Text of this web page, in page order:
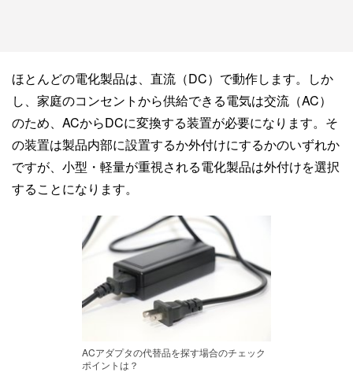
ほとんどの電化製品は、直流（DC）で動作します。しか
し、家庭のコンセントから供給できる電気は交流（AC）
のため、ACからDCに変換する装置が必要になります。そ
の装置は製品内部に設置するか外付けにするかのいずれか
ですが、小型・軽量が重視される電化製品は外付けを選択
することになります。
ACアダプタの代替品を探す場合のチェック
ポイントは？